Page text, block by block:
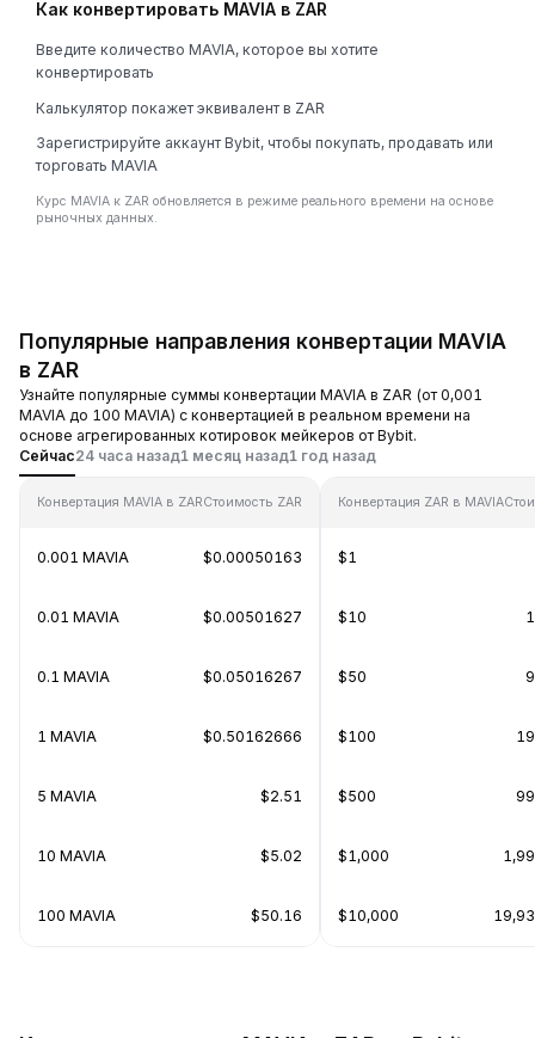
Как конвертировать MAVIA в ZAR
Введите количество MAVIA, которое вы хотите
конвертировать
Калькулятор покажет эквивалент в ZAR
Зарегистрируйте аккаунт Bybit, чтобы покупать, продавать или
торговать MAVIA
Курс MAVIA к ZAR обновляется в режиме реального времени на основе
рыночных данных.
Популярные направления конвертации MAVIA
в ZAR
Узнайте популярные суммы конвертации MAVIA в ZAR (от 0,001
MAVIA до 100 MAVIA) с конвертацией в реальном времени на
основе агрегированных котировок мейкеров от Bybit.
Сейчас24 часа назад1 месяц назад1 год назад
Конвертация MAVIA в ZARСтоимость ZAR
0.001 MAVIA $0.00050163
0.01 MAVIA $0.00501627
0.1 MAVIA $0.05016267
1 MAVIA $0.50162666
5 MAVIA $2.51
10 MAVIA $5.02
100 MAVIA $50.16
Конвертация ZAR в MAVIA
$1
$10
$50
$100
$500
$1,000
$10,000